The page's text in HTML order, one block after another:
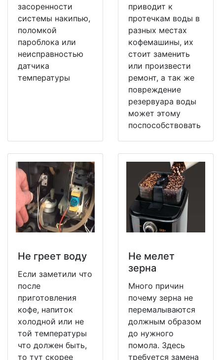
засоренности
системы накипью,
поломкой
пароблока или
неисправностью
датчика
температуры
приводит к
протечкам воды в
разных местах
кофемашины, их
стоит заменить
или произвести
ремонт, а так же
повреждение
резервуара воды
может этому
поспособствовать
Не греет воду
Если заметили что
после
приготовления
кофе, напиток
холодной или не
той температуры
что должен быть,
то тут скорее
Не мeлет
зерна
Много причин
почему зерна не
перемалываются
должным образом
до нужного
помола. Здесь
требуется замена